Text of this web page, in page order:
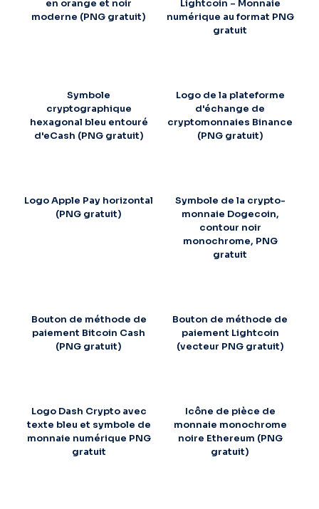
en orange et noir
moderne (PNG gratuit)
Lightcoin – Monnaie
numérique au format PNG
gratuit
Symbole
cryptographique
hexagonal bleu entouré
d'eCash (PNG gratuit)
Logo de la plateforme
d'échange de
cryptomonnaies Binance
(PNG gratuit)
Logo Apple Pay horizontal
(PNG gratuit)
Symbole de la crypto-
monnaie Dogecoin,
contour noir
monochrome, PNG
gratuit
Bouton de méthode de
paiement Bitcoin Cash
(PNG gratuit)
Bouton de méthode de
paiement Lightcoin
(vecteur PNG gratuit)
Logo Dash Crypto avec
texte bleu et symbole de
monnaie numérique PNG
gratuit
Icône de pièce de
monnaie monochrome
noire Ethereum (PNG
gratuit)